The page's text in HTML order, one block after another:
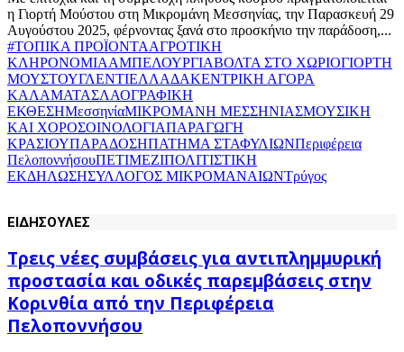
η Γιορτή Μούστου στη Μικρομάνη Μεσσηνίας, την Παρασκευή 29
Αυγούστου 2025, φέρνοντας ξανά στο προσκήνιο την παράδοση,...
#ΤΟΠΙΚΑ ΠΡΟΪΟΝΤΑΑΓΡΟΤΙΚΗ
ΚΛΗΡΟΝΟΜΙΑΑΜΠΕΛΟΥΡΓΙΑΒΟΛΤΑ ΣΤΟ ΧΩΡΙΟΓΙΟΡΤΗ
ΜΟΥΣΤΟΥΓΛΕΝΤΙΕΛΛΑΔΑΚΕΝΤΡΙΚΗ ΑΓΟΡΑ
ΚΑΛΑΜΑΤΑΣΛΑΟΓΡΑΦΙΚΗ
ΕΚΘΕΣΗΜεσσηνίαΜΙΚΡΟΜΑΝΗ ΜΕΣΣΗΝΙΑΣΜΟΥΣΙΚΗ
ΚΑΙ ΧΟΡΟΣΟΙΝΟΛΟΓΙΑΠΑΡΑΓΩΓΗ
ΚΡΑΣΙΟΥΠΑΡΑΔΟΣΗΠΑΤΗΜΑ ΣΤΑΦΥΛΙΩΝΠεριφέρεια
ΠελοποννήσουΠΕΤΙΜΕΖΙΠΟΛΙΤΙΣΤΙΚΗ
ΕΚΔΗΛΩΣΗΣΥΛΛΟΓΟΣ ΜΙΚΡΟΜΑΝΑΙΩΝΤρύγος
ΕΙΔΗΣΟΥΛΕΣ
Τρεις νέες συμβάσεις για αντιπλημμυρική
προστασία και οδικές παρεμβάσεις στην
Κορινθία από την Περιφέρεια
Πελοποννήσου